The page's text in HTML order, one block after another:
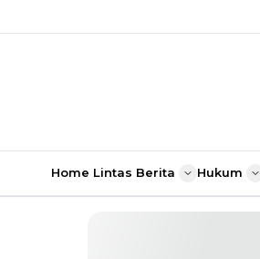
Home Lintas Berita Hukum